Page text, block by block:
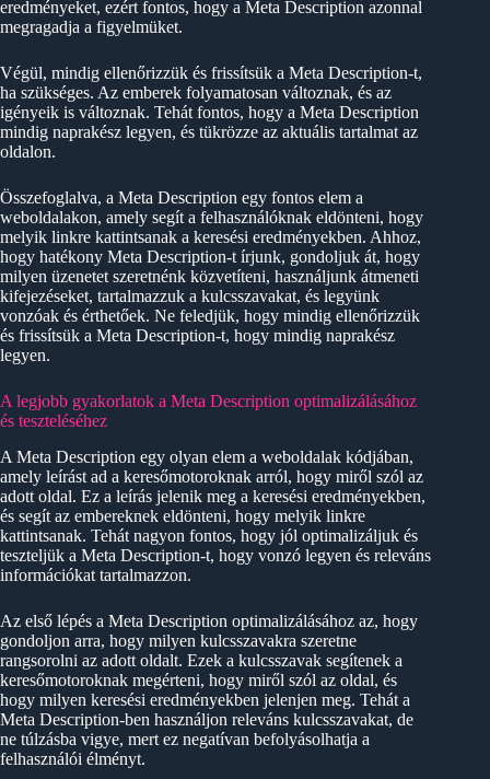
eredményeket, ezért fontos, hogy a Meta Description azonnal
megragadja a figyelmüket.
Végül, mindig ellenőrizzük és frissítsük a Meta Description-t,
ha szükséges. Az emberek folyamatosan változnak, és az
igényeik is változnak. Tehát fontos, hogy a Meta Description
mindig naprakész legyen, és tükrözze az aktuális tartalmat az
oldalon.
Összefoglalva, a Meta Description egy fontos elem a
weboldalakon, amely segít a felhasználóknak eldönteni, hogy
melyik linkre kattintsanak a keresési eredményekben. Ahhoz,
hogy hatékony Meta Description-t írjunk, gondoljuk át, hogy
milyen üzenetet szeretnénk közvetíteni, használjunk átmeneti
kifejezéseket, tartalmazzuk a kulcsszavakat, és legyünk
vonzóak és érthetőek. Ne feledjük, hogy mindig ellenőrizzük
és frissítsük a Meta Description-t, hogy mindig naprakész
legyen.
A legjobb gyakorlatok a Meta Description optimalizálásához
és teszteléséhez
A Meta Description egy olyan elem a weboldalak kódjában,
amely leírást ad a keresőmotoroknak arról, hogy miről szól az
adott oldal. Ez a leírás jelenik meg a keresési eredményekben,
és segít az embereknek eldönteni, hogy melyik linkre
kattintsanak. Tehát nagyon fontos, hogy jól optimalizáljuk és
teszteljük a Meta Description-t, hogy vonzó legyen és releváns
információkat tartalmazzon.
Az első lépés a Meta Description optimalizálásához az, hogy
gondoljon arra, hogy milyen kulcsszavakra szeretne
rangsorolni az adott oldalt. Ezek a kulcsszavak segítenek a
keresőmotoroknak megérteni, hogy miről szól az oldal, és
hogy milyen keresési eredményekben jelenjen meg. Tehát a
Meta Description-ben használjon releváns kulcsszavakat, de
ne túlzásba vigye, mert ez negatívan befolyásolhatja a
felhasználói élményt.